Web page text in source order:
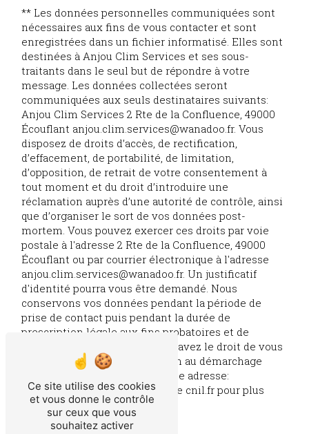
** Les données personnelles communiquées sont
nécessaires aux fins de vous contacter et sont
enregistrées dans un fichier informatisé. Elles sont
destinées à Anjou Clim Services et ses sous-
traitants dans le seul but de répondre à votre
message. Les données collectées seront
communiquées aux seuls destinataires suivants:
Anjou Clim Services 2 Rte de la Confluence, 49000
Écouflant anjou.clim.services@wanadoo.fr. Vous
disposez de droits d’accès, de rectification,
d’effacement, de portabilité, de limitation,
d’opposition, de retrait de votre consentement à
tout moment et du droit d’introduire une
réclamation auprès d’une autorité de contrôle, ainsi
que d’organiser le sort de vos données post-
mortem. Vous pouvez exercer ces droits par voie
postale à l'adresse 2 Rte de la Confluence, 49000
Écouflant ou par courrier électronique à l'adresse
anjou.clim.services@wanadoo.fr. Un justificatif
d'identité pourra vous être demandé. Nous
conservons vos données pendant la période de
prise de contact puis pendant la durée de
prescription légale aux fins probatoires et de
gestion des contentieux. Vous avez le droit de vous
inscrire sur la liste d'opposition au démarchage
téléphonique, disponible à cette adresse:
Bloctel.gouv.fr. Consultez le site cnil.fr pour plus
d’informations sur vos droits.
Ce site utilise des cookies
et vous donne le contrôle
sur ceux que vous
souhaitez activer